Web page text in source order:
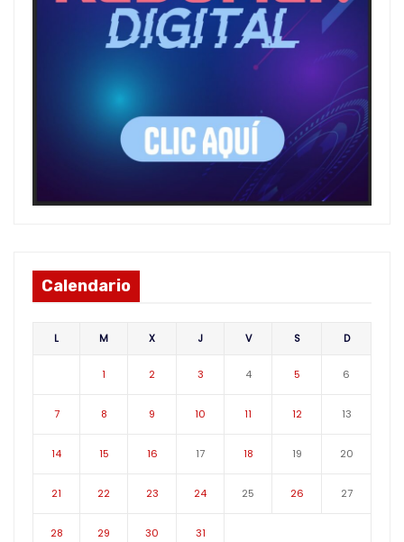
Calendario
L M X J V S D
1 2 3 4 5 6
7 8 9 10 11 12 13
14 15 16 17 18 19 20
21 22 23 24 25 26 27
28 29 30 31